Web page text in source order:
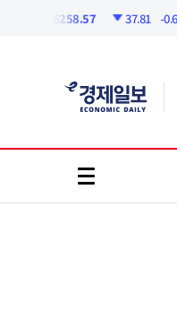
6258.57 37.81 -0.6%